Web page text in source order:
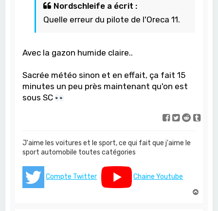
Nordschleife a écrit :
Quelle erreur du pilote de l'Oreca 11.
Avec la gazon humide claire..
Sacrée météo sinon et en effait, ça fait 15
minutes un peu près maintenant qu'on est
sous SC
J'aime les voitures et le sport, ce qui fait que j'aime le
sport automobile toutes catégories
Compte Twitter
Chaine Youtube